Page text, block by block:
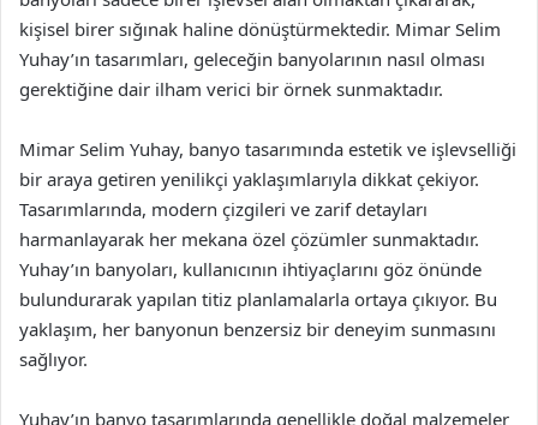
kişisel birer sığınak haline dönüştürmektedir. Mimar Selim
Yuhay’ın tasarımları, geleceğin banyolarının nasıl olması
gerektiğine dair ilham verici bir örnek sunmaktadır.
Mimar Selim Yuhay, banyo tasarımında estetik ve işlevselliği
bir araya getiren yenilikçi yaklaşımlarıyla dikkat çekiyor.
Tasarımlarında, modern çizgileri ve zarif detayları
harmanlayarak her mekana özel çözümler sunmaktadır.
Yuhay’ın banyoları, kullanıcının ihtiyaçlarını göz önünde
bulundurarak yapılan titiz planlamalarla ortaya çıkıyor. Bu
yaklaşım, her banyonun benzersiz bir deneyim sunmasını
sağlıyor.
Yuhay’ın banyo tasarımlarında genellikle doğal malzemeler